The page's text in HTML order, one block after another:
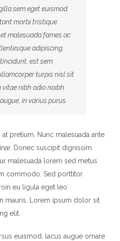
sem eget euismod.
morbi tristique
malesuada fames ac
adipiscing,
est sem
turpis nisl sit
nibh odio noibh.
in varius purus.
pretium. Nunc malesuada ante
Donec suscipit dignissim
malesuada lorem sed metus
commodo. Sed porttitor
eu ligula eget leo
mauris. Lorem ipsum dolor sit
elit.
euismod, lacus augue ornare